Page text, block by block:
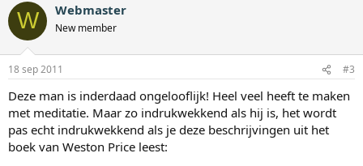
W Webmaster
New member
18 sep 2011 #3
Deze man is inderdaad ongelooflijk! Heel veel heeft te maken
met meditatie. Maar zo indrukwekkend als hij is, het wordt
pas echt indrukwekkend als je deze beschrijvingen uit het
boek van Weston Price leest: